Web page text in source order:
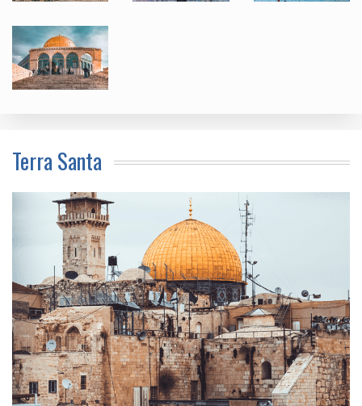
Terra Santa